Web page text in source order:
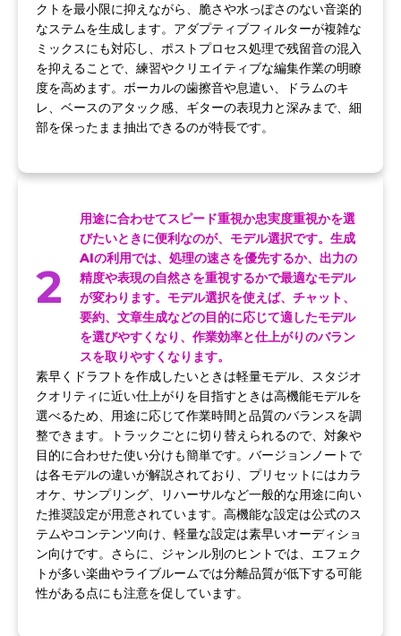
クトを最小限に抑えながら、脆さや水っぽさのない音楽的
なステムを生成します。アダプティブフィルターが複雑な
ミックスにも対応し、ポストプロセス処理で残留音の混入
を抑えることで、練習やクリエイティブな編集作業の明瞭
度を高めます。ボーカルの歯擦音や息遣い、ドラムのキ
レ、ベースのアタック感、ギターの表現力と深みまで、細
部を保ったまま抽出できるのが特長です。
2
用途に合わせてスピード重視か忠実度重視かを選
びたいときに便利なのが、モデル選択です。生成
AIの利用では、処理の速さを優先するか、出力の
精度や表現の自然さを重視するかで最適なモデル
が変わります。モデル選択を使えば、チャット、
要約、文章生成などの目的に応じて適したモデル
を選びやすくなり、作業効率と仕上がりのバラン
スを取りやすくなります。
素早くドラフトを作成したいときは軽量モデル、スタジオ
クオリティに近い仕上がりを目指すときは高機能モデルを
選べるため、用途に応じて作業時間と品質のバランスを調
整できます。トラックごとに切り替えられるので、対象や
目的に合わせた使い分けも簡単です。バージョンノートで
は各モデルの違いが解説されており、プリセットにはカラ
オケ、サンプリング、リハーサルなど一般的な用途に向い
た推奨設定が用意されています。高機能な設定は公式のス
テムやコンテンツ向け、軽量な設定は素早いオーディショ
ン向けです。さらに、ジャンル別のヒントでは、エフェク
トが多い楽曲やライブルームでは分離品質が低下する可能
性がある点にも注意を促しています。